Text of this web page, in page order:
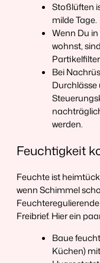
Stoßlüften
milde Tage.
Wenn Du
wohnst,
Bei
werden.
Feuchtigkeit
Feuchte ist
wenn Schimmel
Freibrief. Hier ein
Baue
Küchen)